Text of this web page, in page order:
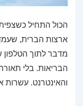
הכול התחיל
ארצות הברית,
מדבר לתוך
הבריאות. בלי
והאינטרנט. עשרות